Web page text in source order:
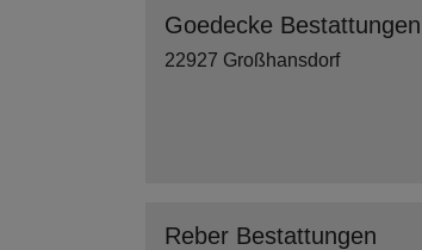
Goedecke Bestattungen
22927 Großhansdorf
Reber Bestattungen